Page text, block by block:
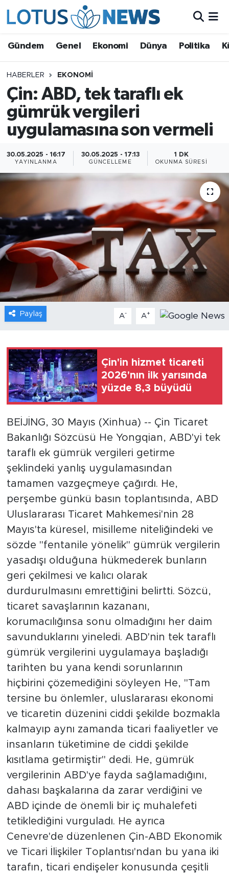
Gündem Genel Ekonomi Dünya Politika
HABERLER EKONOMI
Çin: ABD, tek taraflı ek
gümrük vergileri
uygulamasına son vermeli
30.05.2025 - 16:17
YAYINLANMA
30.05.2025 - 17:13
GÜNCELLEME
1 DK
OKUNMA SÜRESI
Paylaş A- A+
Çin'in hizmet ticareti
2026'nın ilk yarısında
yüzde 8,3 büyüdü
BEİJİNG, 30 Mayıs (Xinhua) -- Çin Ticaret
Bakanlığı Sözcüsü He Yongqian, ABD'yi tek
taraflı ek gümrük vergileri getirme
şeklindeki yanlış uygulamasından
tamamen vazgeçmeye çağırdı. He,
perşembe günkü basın toplantısında, ABD
Uluslararası Ticaret Mahkemesi'nin 28
Mayıs'ta küresel, misilleme niteliğindeki ve
sözde "fentanile yönelik" gümrük vergilerin
yasadışı olduğuna hükmederek bunların
geri çekilmesi ve kalıcı olarak
durdurulmasını emrettiğini belirtti. Sözcü,
ticaret savaşlarının kazananı,
korumacılığınsa sonu olmadığını her daim
savunduklarını yineledi. ABD'nin tek taraflı
gümrük vergilerini uygulamaya başladığı
tarihten bu yana kendi sorunlarının
hiçbirini çözemediğini söyleyen He, "Tam
tersine bu önlemler, uluslararası ekonomi
ve ticaretin düzenini ciddi şekilde bozmakla
kalmayıp aynı zamanda ticari faaliyetler ve
insanların tüketimine de ciddi şekilde
kısıtlama getirmiştir" dedi. He, gümrük
vergilerinin ABD'ye fayda sağlamadığını,
dahası başkalarına da zarar verdiğini ve
ABD içinde de önemli bir iç muhalefeti
tetiklediğini vurguladı. He ayrıca
Cenevre'de düzenlenen Çin-ABD Ekonomik
ve Ticari İlişkiler Toplantısı'ndan bu yana iki
tarafın, ticari endişeler konusunda çeşitli
Ekonomi
Dünya
Politika
Çin Fuarları
Gündem
Video
Sağlık
Xinhua
Xinhua Türkiye
Seyahat